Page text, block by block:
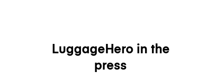
LuggageHero in the
press